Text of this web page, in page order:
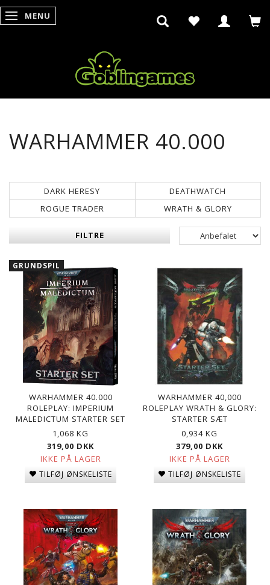
SKIFTE NAVIGATION
MENU
WARHAMMER 40.000
DARK HERESY
DEATHWATCH
ROGUE TRADER
WRATH & GLORY
FILTRE
GRUNDSPIL
WARHAMMER 40.000
ROLEPLAY: IMPERIUM
MALEDICTUM STARTER SET
1,068 KG
319,00 DKK
IKKE PÅ LAGER
TILFØJ ØNSKELISTE
WARHAMMER 40,000
ROLEPLAY WRATH & GLORY:
STARTER SÆT
0,934 KG
379,00 DKK
IKKE PÅ LAGER
TILFØJ ØNSKELISTE